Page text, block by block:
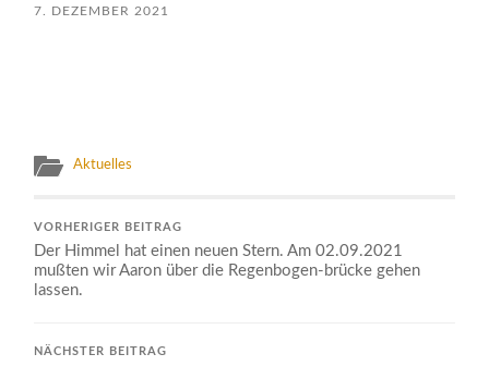
7. DEZEMBER 2021
Aktuelles
VORHERIGER BEITRAG
Der Himmel hat einen neuen Stern. Am 02.09.2021
mußten wir Aaron über die Regenbogen-brücke gehen
lassen.
NÄCHSTER BEITRAG